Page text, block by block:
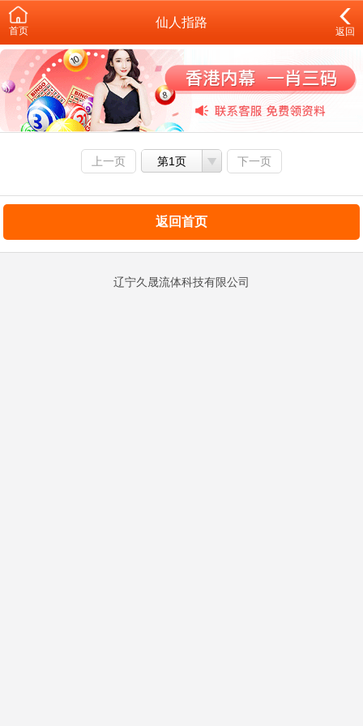
首页
仙人指路
返回
上一页 第1页 下一页
返回首页
辽宁久晟流体科技有限公司